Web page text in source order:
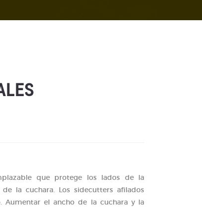
que protege los lados de la
la cuchara. Los sidecutters afilados
Aumentar el ancho de la cuchara y la